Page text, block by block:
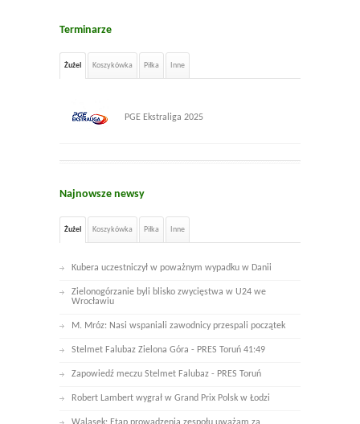
Terminarze
Żużel Koszykówka Piłka Inne
PGE Ekstraliga 2025
Najnowsze newsy
Żużel Koszykówka Piłka Inne
Kubera uczestniczył w poważnym wypadku w Danii
Zielonogórzanie byli blisko zwycięstwa w U24 we
Wrocławiu
M. Mróz: Nasi wspaniali zawodnicy przespali początek
Stelmet Falubaz Zielona Góra - PRES Toruń 41:49
Zapowiedź meczu Stelmet Falubaz - PRES Toruń
Robert Lambert wygrał w Grand Prix Polsk w Łodzi